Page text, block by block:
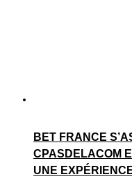
BET FRANCE
CPASDELACOM
UNE